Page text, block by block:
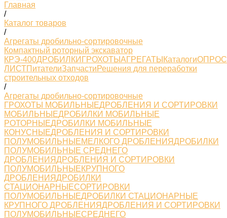
Главная
/
Каталог товаров
/
Агрегаты дробильно-сортировочные
Компактный роторный экскаватор
КРЭ-400ДРОБИЛКИ ГРОХОТЫ АГРЕГАТЫ Каталоги
ЛИСТПитателиЗапчастиРешения для переработки
строительных отходов
/
Агрегаты дробильно-сортировочные
ГРОХОТЫ МОБИЛЬНЫЕДРОБЛЕНИЯ И СОРТИРОВКИ
МОБИЛЬНЫЕДРОБИЛКИ МОБИЛЬНЫЕ
РОТОРНЫЕДРОБИЛКИ МОБИЛЬНЫЕ
КОНУСНЫЕДРОБЛЕНИЯ И СОРТИРОВКИ
ПОЛУМОБИЛЬНЫЕМЕЛКОГО ДРОБЛЕНИЯДРОБИЛКИ
ПОЛУМОБИЛЬНЫЕ СРЕДНЕГО
ДРОБЛЕНИЯДРОБЛЕНИЯ И СОРТИРОВКИ
ПОЛУМОБИЛЬНЫЕКРУПНОГО
ДРОБЛЕНИЯДРОБИЛКИ
СТАЦИОНАРНЫЕСОРТИРОВКИ
ПОЛУМОБИЛЬНЫЕДРОБИЛКИ СТАЦИОНАРНЫЕ
КРУПНОГО ДРОБЛЕНИЯДРОБЛЕНИЯ И СОРТИРОВКИ
ПОЛУМОБИЛЬНЫЕСРЕДНЕГО